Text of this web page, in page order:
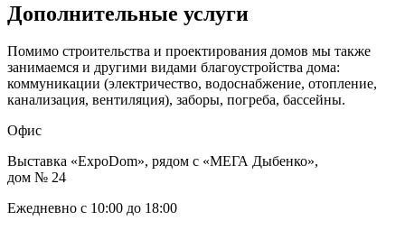
Дополнительные услуги
Помимо строительства и проектирования домов мы также
занимаемся и другими видами благоустройства дома:
коммуникации (электричество, водоснабжение, отопление,
канализация, вентиляция), заборы, погреба, бассейны.
Офис
Выставка «ExpoDom», рядом с «МЕГА Дыбенко»,
дом № 24
Ежедневно с 10:00 до 18:00